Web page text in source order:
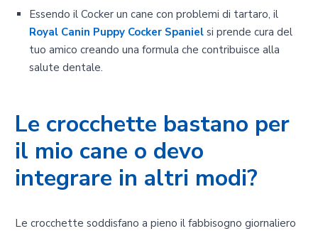
Essendo il Cocker un cane con problemi di tartaro, il
Royal Canin Puppy Cocker Spaniel si prende cura del
tuo amico creando una formula che contribuisce alla
salute dentale.
Le crocchette bastano per
il mio cane o devo
integrare in altri modi?
Le crocchette soddisfano a pieno il fabbisogno giornaliero